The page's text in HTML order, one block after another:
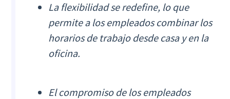
La flexibilidad se redefine, lo que
permite a los empleados combinar los
horarios de trabajo desde casa y en la
oficina.
El compromiso de los empleados